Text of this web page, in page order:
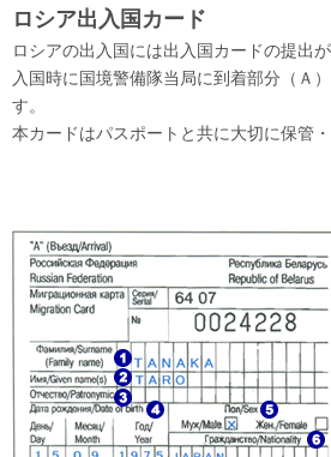
ロシア出入国カード
ロシアの出入国には出入国カードの提出
入国時に国境警備隊当局に到着部分（Ａ
す。
本カードはパスポートと共に大切に保管